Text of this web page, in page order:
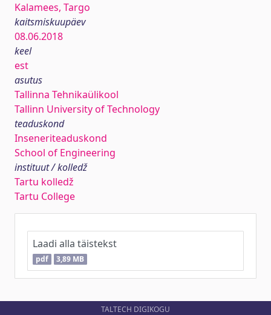
Kalamees, Targo
kaitsmiskuupäev
08.06.2018
keel
est
asutus
Tallinna Tehnikaülikool
Tallinn University of Technology
teaduskond
Inseneriteaduskond
School of Engineering
instituut / kolledž
Tartu kolledž
Tartu College
Laadi alla täistekst
pdf 3,89 MB
TALTECH DIGIKOGU